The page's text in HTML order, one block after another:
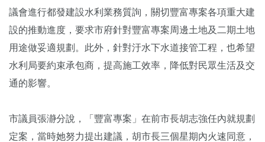
議會進行都發建設水利業務質詢，關切豐富專案各項重大建
設的推動進度，要求市府針對豐富專案周邊土地及二期土地
用途做妥適規劃。此外，針對汙水下水道接管工程，也希望
水利局要約束承包商，提高施工效率，降低對民眾生活及交
通的影響。
市議員張瀞分說，「豐富專案」在前市長胡志強任內就規劃
定案，當時她努力提出建議，胡市長三個星期內火速同意，